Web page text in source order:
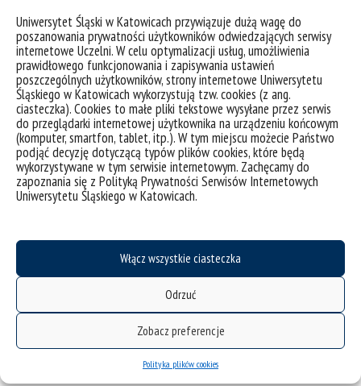
Uniwersytet Śląski w Katowicach przywiązuje dużą wagę do
poszanowania prywatności użytkowników odwiedzających serwisy
internetowe Uczelni. W celu optymalizacji usług, umożliwienia
prawidłowego funkcjonowania i zapisywania ustawień
poszczególnych użytkowników, strony internetowe Uniwersytetu
Śląskiego w Katowicach wykorzystują tzw. cookies (z ang.
ciasteczka). Cookies to małe pliki tekstowe wysyłane przez serwis
do przeglądarki internetowej użytkownika na urządzeniu końcowym
(komputer, smartfon, tablet, itp.). W tym miejscu możecie Państwo
podjąć decyzję dotyczącą typów plików cookies, które będą
wykorzystywane w tym serwisie internetowym. Zachęcamy do
zapoznania się z Polityką Prywatności Serwisów Internetowych
Uniwersytetu Śląskiego w Katowicach.
Włącz wszystkie ciasteczka
Odrzuć
Zobacz preferencje
Polityka plików cookies
80-7308-188-1.
Pismo jako forma komunikacji w księstwie
opawsko-raciborskim do pocz. XV w
komunikacji i przestrzeni e średniowiecznych i
wczesnośredniowiecznych dziejach Czech i
Polski, pod red. Anny Paner i Wojciecha
Iwańczaka. Gdańsk 2008, s. 216-223. ISBN
978-83-7326-517-2.
Motywy religijne w dokumentach książąt
opolskich [w:]Korunní země v dějinách českého
zemích Koruny české ve 14.-17. století, Eds.
Lenka Bobková, Jana Konvičná, Nakladatelsyví
Filozofická fakulta Univerzity Karlovy v Praze,
Praha 2009, s. 482-488. ISBN 978-80-903756-
9-7.
Udział dworu książęcego w kulturze pisanej na
Górnym Śląsku. [w:]
Dvory a rezidence ve